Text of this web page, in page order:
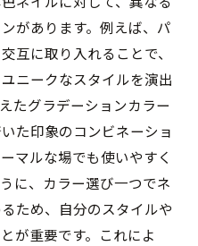
があります。例えば、パ
互に取り入れることで、
ニークなスタイルを演出
たグラデーションカラー
た印象のコンビネーショ
マルな場でも使いやすく
に、カラー選び一つでネ
ため、自分のスタイルや
が重要です。これによ